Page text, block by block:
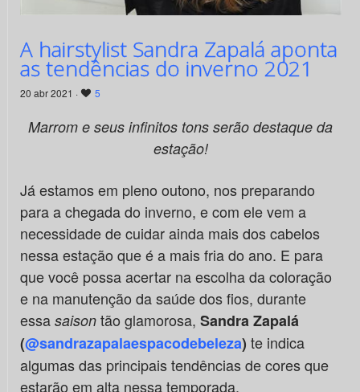
A hairstylist Sandra Zapalá aponta
as tendências do inverno 2021
20 abr 2021 · 5
Marrom e seus infinitos tons serão destaque da
estação!
Já estamos em pleno outono, nos preparando
para a chegada do inverno, e com ele vem a
necessidade de cuidar ainda mais dos cabelos
nessa estação que é a mais fria do ano. E para
que você possa acertar na escolha da coloração
e na manutenção da saúde dos fios, durante
essa saisontão glamorosa, Sandra Zapalá
(@sandrazapalaespacodebeleza) te indica
algumas das principais tendências de cores que
estarão em alta nessa temporada.